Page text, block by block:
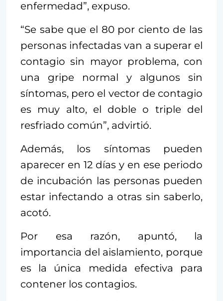
enfermedad”, expuso.
“Se sabe que el 80 por ciento de las
personas infectadas van a superar el
contagio sin mayor problema, con
una gripe normal y algunos sin
síntomas, pero el vector de contagio
es muy alto, el doble o triple del
resfriado común”, advirtió.
Además, los síntomas pueden
aparecer en 12 días y en ese periodo
de incubación las personas pueden
estar infectando a otras sin saberlo,
acotó.
Por esa razón, apuntó, la
importancia del aislamiento, porque
es la única medida efectiva para
contener los contagios.